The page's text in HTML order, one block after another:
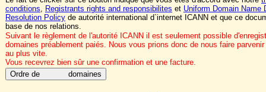
conditions, Registrants rights and responsibilites et Uniform Domain Name
Resolution Policy de autorité international d`internet ICANN et que ce
base de nos relations.
Suivant le règlement de l'autorité ICANN il est seulement possible
domaines préablement paiés. Nous vous prions donc de nous faire
au plus vite.
Vous recevrez bien sûr une confirmation et une facture.